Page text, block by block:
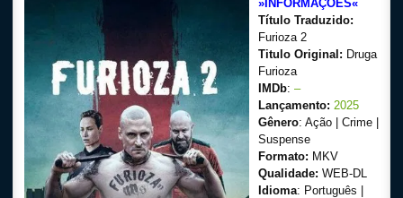
Dublado
Legendado
»INFORMAÇÕES«
Título Traduzido:
Furioza 2
Titulo Original: Druga
Furioza
IMDb: –
Lançamento: 2025
Gênero: Ação | Crime |
Suspense
Formato: MKV
Qualidade: WEB-DL
Idioma: Português |